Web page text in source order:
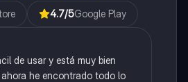
4.7/5Google Play
de usar y está muy bien
he encontrado todo lo